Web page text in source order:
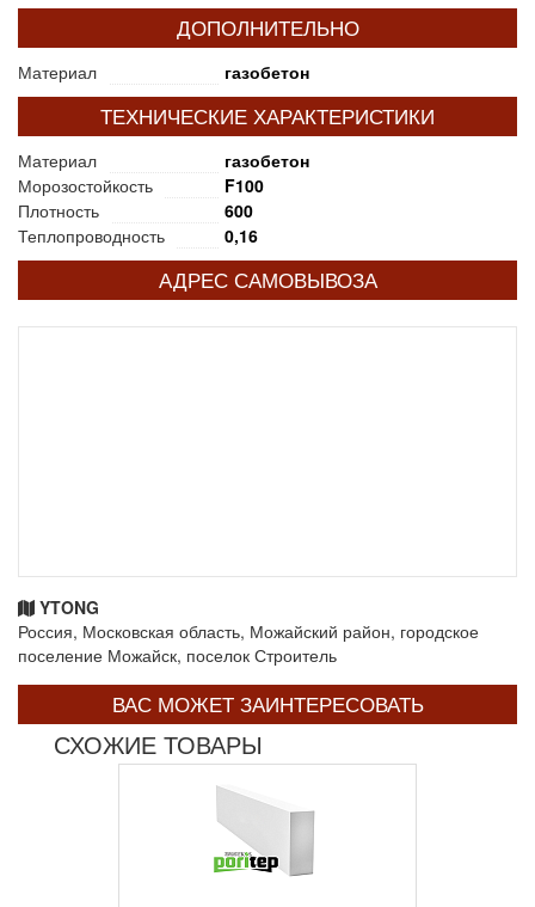
ДОПОЛНИТЕЛЬНО
Материал газобетон
ТЕХНИЧЕСКИЕ ХАРАКТЕРИСТИКИ
Материал
газобетон
Морозостойкость
F100
Плотность
600
Теплопроводность
0,16
АДРЕС САМОВЫВОЗА
YTONG
Россия, Московская область, Можайский район, городское
поселение Можайск, поселок Строитель
ВАС МОЖЕТ ЗАИНТЕРЕСОВАТЬ
СХОЖИЕ ТОВАРЫ